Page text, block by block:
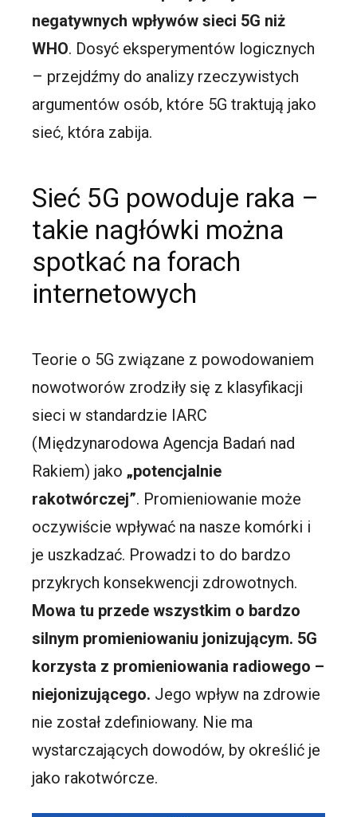
negatywnych wpływów sieci 5G niż
WHO. Dosyć eksperymentów logicznych
– przejdźmy do analizy rzeczywistych
argumentów osób, które 5G traktują jako
sieć, która zabija.
Sieć 5G powoduje raka –
takie nagłówki można
spotkać na forach
internetowych
Teorie o 5G związane z powodowaniem
nowotworów zrodziły się z klasyfikacji
sieci w standardzie IARC
(Międzynarodowa Agencja Badań nad
Rakiem) jako „potencjalnie
rakotwórczej”. Promieniowanie może
oczywiście wpływać na nasze komórki i
je uszkadzać. Prowadzi to do bardzo
przykrych konsekwencji zdrowotnych.
Mowa tu przede wszystkim o bardzo
silnym promieniowaniu jonizującym. 5G
korzysta z promieniowania radiowego –
niejonizującego. Jego wpływ na zdrowie
nie został zdefiniowany. Nie ma
wystarczających dowodów, by określić je
jako rakotwórcze.